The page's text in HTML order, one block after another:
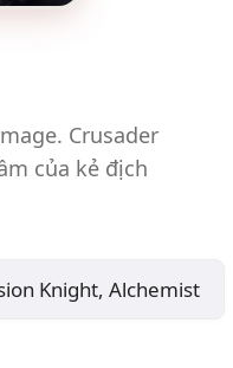
Crusader
của kẻ địch
Knight, Alchemist